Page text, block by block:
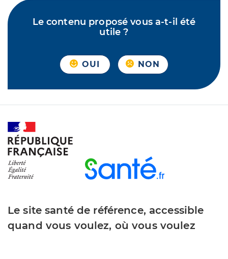
Le contenu proposé vous a-t-il été
utile ?
OUI NON
Le site santé de référence, accessible
quand vous voulez, où vous voulez